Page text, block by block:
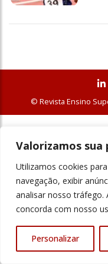
Valorizamos sua
Utilizamos cookies
navegação, exibir
analisar nosso tráfego.
concorda com nosso
Personalizar
© Revista Ensino